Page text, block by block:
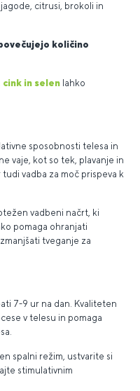
citrusi, brokoli in
količino
cink in selen lahko
sposobnosti telesa in
vaje, kot so tek, plavanje in
vadba za moč prispeva k
vadbeni načrt, ki
pomaga ohranjati
tveganje za
7-9 ur na dan. Kvaliteten
v telesu in pomaga
spalni režim, ustvarite si
stimulativnim